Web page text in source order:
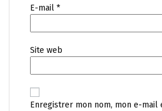
E-mail *
Site web
Enregistrer mon nom, mon e-mail